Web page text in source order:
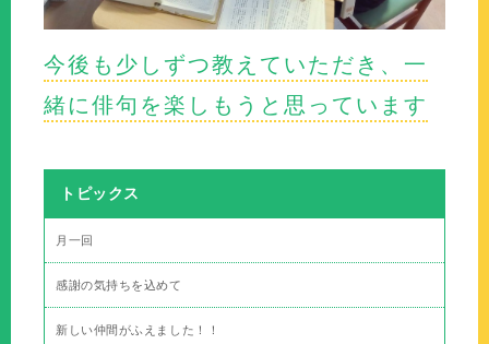
今後も少しずつ教えていただき、一
緒に俳句を楽しもうと思っています
トピックス
月一回
感謝の気持ちを込めて
新しい仲間がふえました！！